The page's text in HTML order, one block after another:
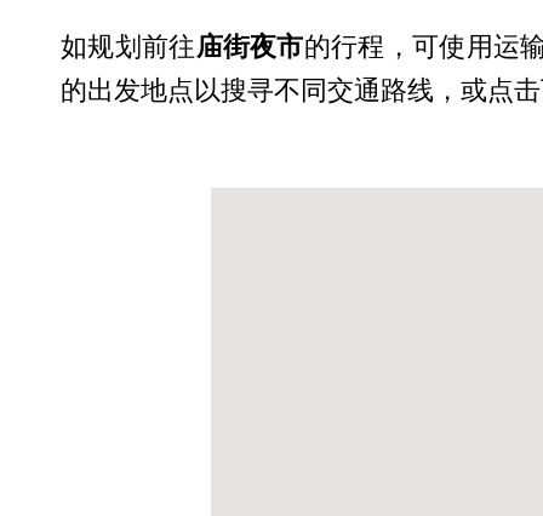
如规划前往庙街夜市的行程，可使用运
的出发地点以搜寻不同交通路线，或点